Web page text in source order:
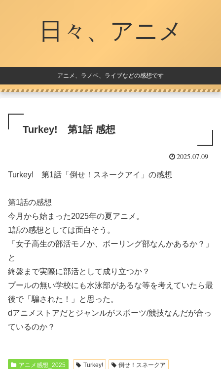
日々、アニメ
アニメ、ラノベ、ライブなどの感想です
Turkey! 第1話 感想
2025.07.09
Turkey! 第1話「倒せ！スネークアイ」の感想
第1話の感想
今月から始まった2025年の夏アニメ。
1話の感想としては面白そう。
「女子高生の部活モノか、ボーリング部なんかあるか？」
と
終盤まで実際に部活として成り立つか？
プールの無い学校にも水泳部があるな等を考えていたら最
後で「騙された！」と思った。
dアニメストアだとジャンルがスポーツ/競技なんだが合っ
ているのか？
アニメ感想_2025 Turkey! 倒せ！スネークア